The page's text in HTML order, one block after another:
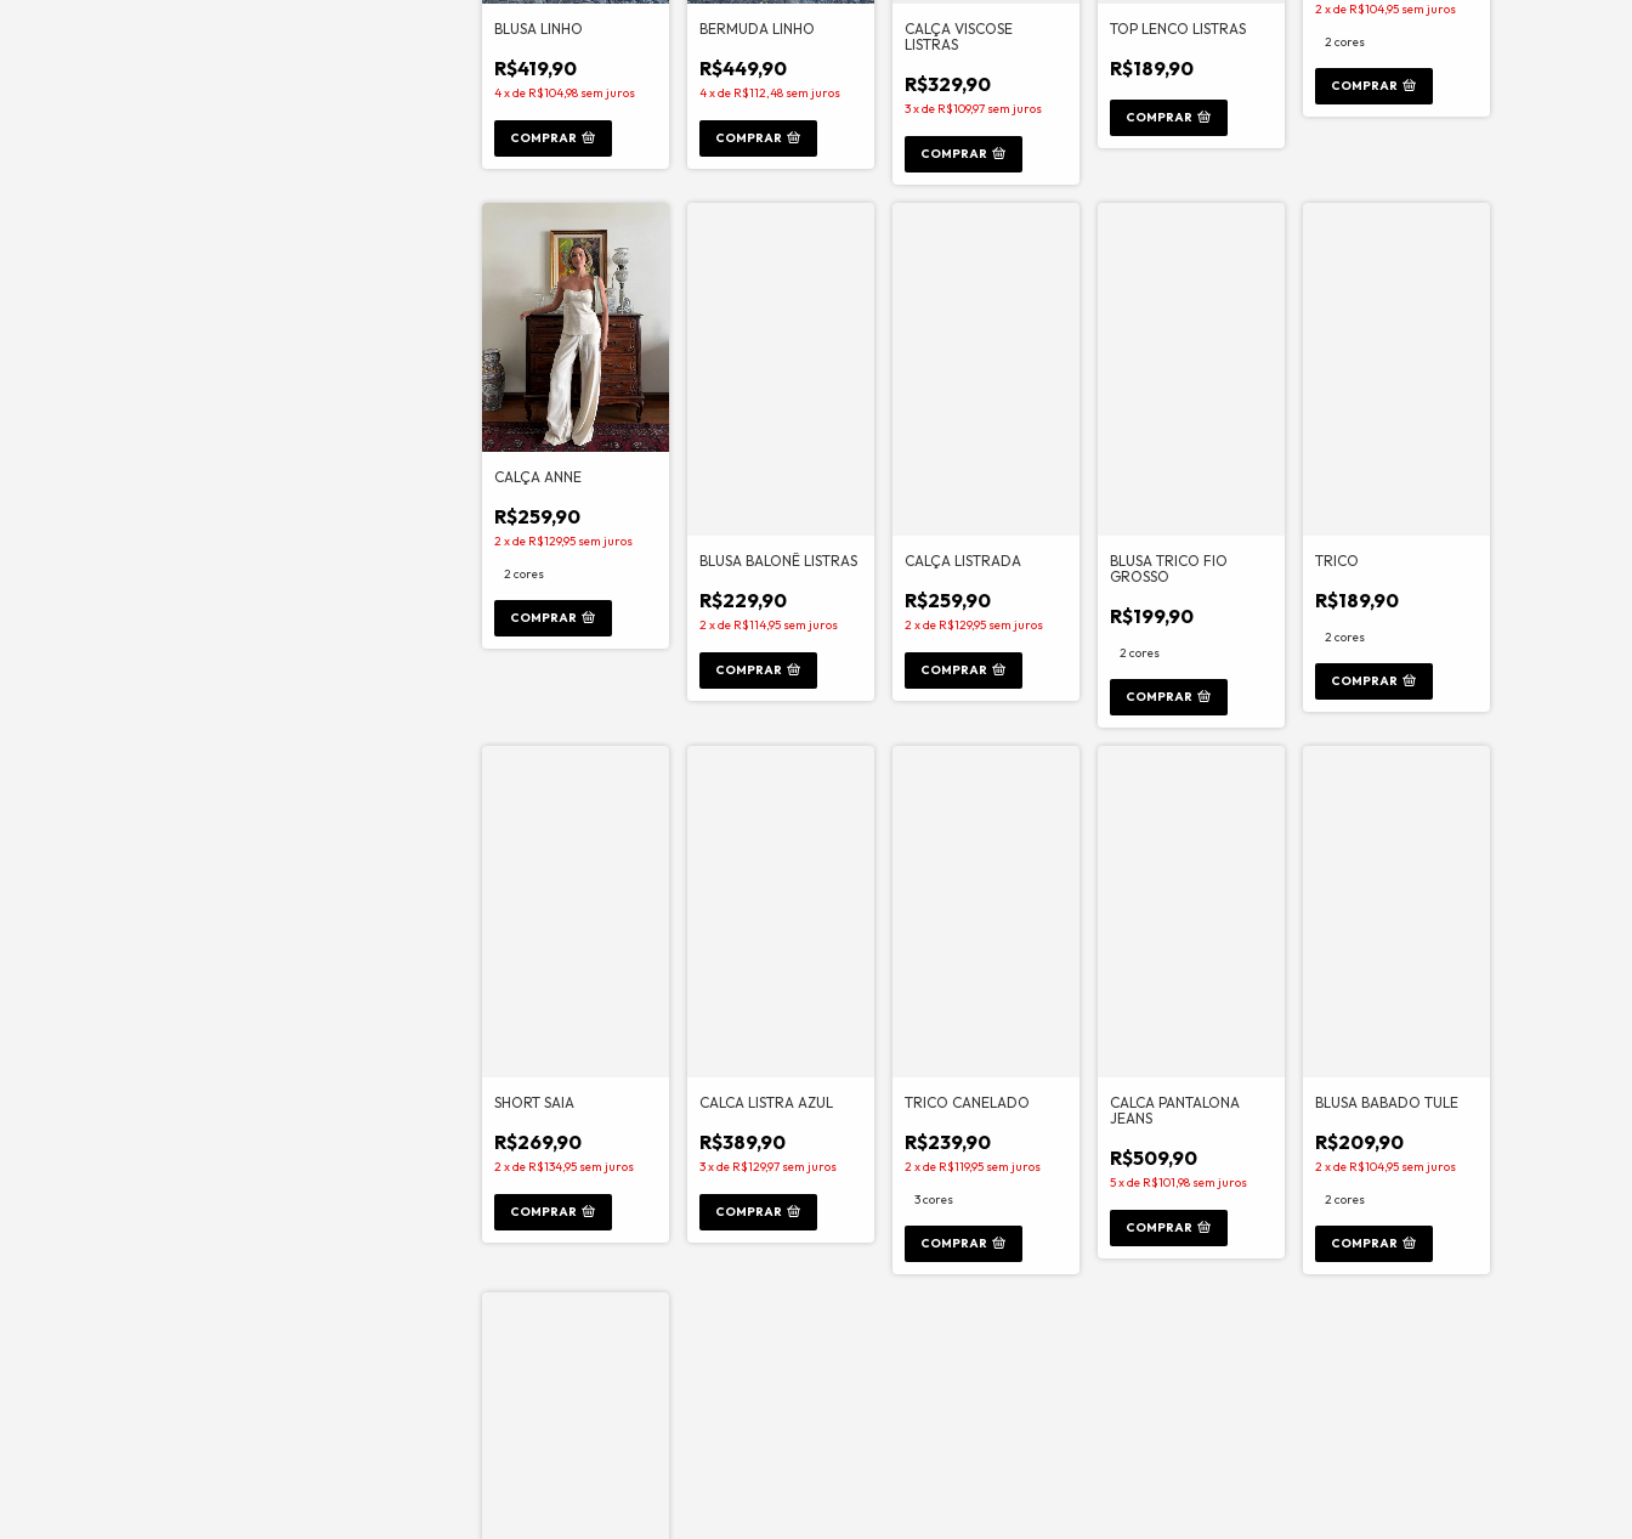
BLUSA LINHO
R$419,90
4xde R$104,98 sem juros
COMPRAR
BERMUDA LINHO
R$449,90
4xde R$112,48 sem juros
COMPRAR
CALÇA VISCOSE
LISTRAS
R$329,90
3xde R$109,97 sem juros
COMPRAR
TOP LENCO LISTRAS
R$189,90
COMPRAR
2xde R$104,95 sem juros
2 cores
COMPRAR
CALÇA ANNE
R$259,90
2xde R$129,95 sem juros
2 cores
COMPRAR
BLUSA BALONÊ LISTRAS
R$229,90
2 xde R$114,95 sem juros
COMPRAR
CALÇA LISTRADA
R$259,90
2 xde R$129,95 sem juros
COMPRAR
BLUSA TRICO FIO
GROSSO
R$199,90
2 cores
COMPRAR
TRICO
R$189,90
2 cores
COMPRAR
SHORT SAIA
R$269,90
2xde R$134,95 sem juros
COMPRAR
CALCA LISTRA AZUL
R$389,90
3xde R$129,97 sem juros
COMPRAR
TRICO CANELADO
R$239,90
2xde R$119,95 sem juros
3 cores
COMPRAR
CALCA PANTALONA
JEANS
R$509,90
5xde R$101,98 sem juros
COMPRAR
BLUSA BABADO TULE
R$209,90
2xde R$104,95 sem juros
2 cores
COMPRAR